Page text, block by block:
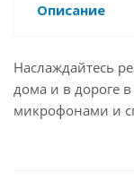
Описание
Наслаждайтесь
дома и в дороге
микрофонами и